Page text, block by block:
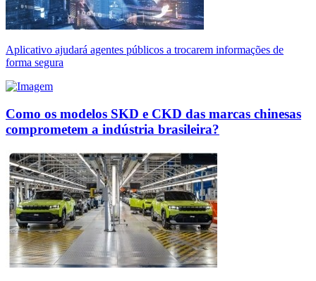
Aplicativo ajudará agentes públicos a trocarem informações de
forma segura
Como os modelos SKD e CKD das marcas chinesas
comprometem a indústria brasileira?